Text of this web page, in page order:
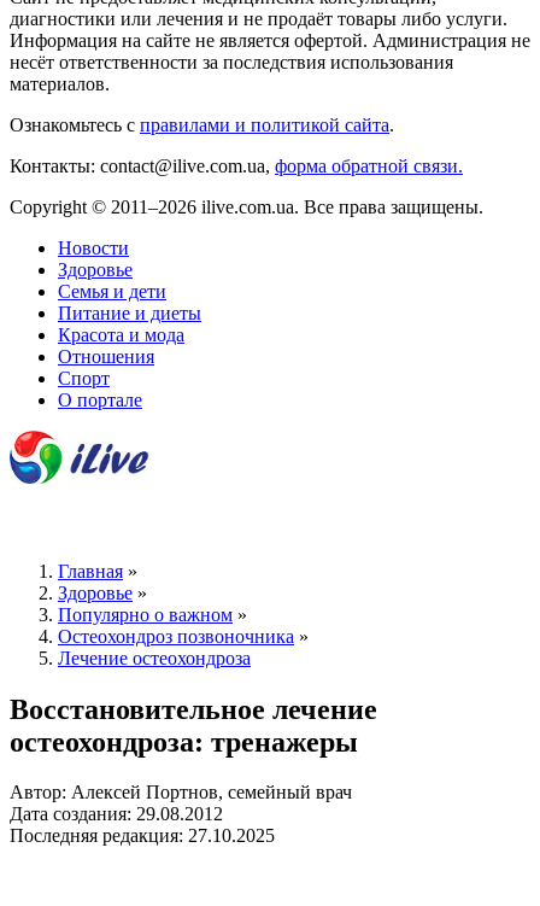
диагностики или лечения и не продаёт товары либо услуги.
Информация на сайте не является офертой. Администрация не
несёт ответственности за последствия использования
материалов.
Ознакомьтесь с правилами и политикой сайта.
Контакты: contact@ilive.com.ua, форма обратной связи.
Copyright © 2011–2026 ilive.com.ua. Все права защищены.
Новости
Здоровье
Семья и дети
Питание и диеты
Красота и мода
Отношения
Спорт
О портале
Главная »
Здоровье »
Популярно о важном »
Остеохондроз позвоночника »
Лечение остеохондроза
Восстановительное лечение
остеохондроза: тренажеры
Автор: Алексей Портнов, семейный врач
Дата создания: 29.08.2012
Последняя редакция: 27.10.2025